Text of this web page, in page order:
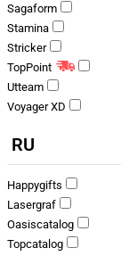
Sagaform
Stamina
Stricker
TopPoint
Utteam
Voyager XD
RU
Happygifts
Lasergraf
Oasiscatalog
Topcatalog